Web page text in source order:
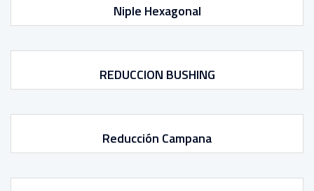
Niple Hexagonal
REDUCCION BUSHING
Reducción Campana